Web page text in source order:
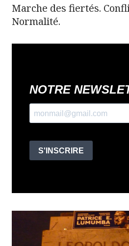
Marche des fiertés.
Normalité.